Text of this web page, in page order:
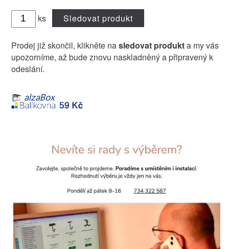
ks Sledovat produkt
Prodej již skončil, klikněte nasledovat produkta my vás
upozorníme, až bude znovu naskladněný a připravený k
odeslání.